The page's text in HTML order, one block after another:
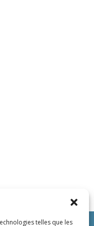
telles que les